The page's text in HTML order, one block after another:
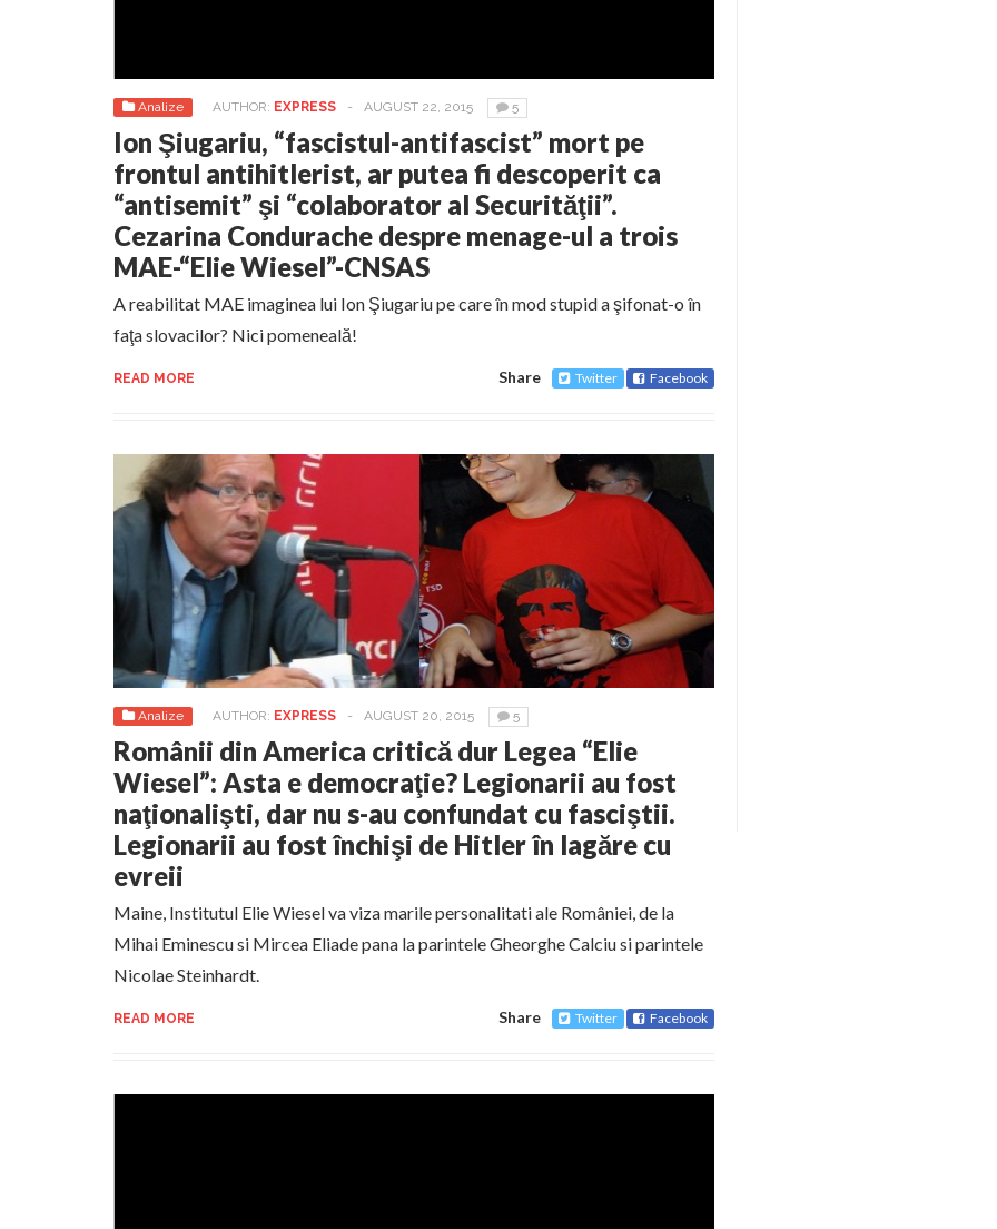
Analize AUTHOR: EXPRESS - AUGUST 22, 2015 5
Ion Şiugariu, “fascistul-antifascist” mort pe
frontul antihitlerist, ar putea fi descoperit ca
“antisemit” şi “colaborator al Securităţii”.
Cezarina Condurache despre menage-ul a trois
MAE-“Elie Wiesel”-CNSAS
A reabilitat MAE imaginea lui Ion Şiugariu pe care în mod stupid a şifonat-o în
faţa slovacilor? Nici pomeneală!
READ MORE Share Twitter Facebook
Analize AUTHOR: EXPRESS - AUGUST 20, 2015 5
Românii din America critică dur Legea “Elie
Wiesel”: Asta e democraţie? Legionarii au fost
naţionalişti, dar nu s-au confundat cu fasciştii.
Legionarii au fost închişi de Hitler în lagăre cu
evreii
Maine, Institutul Elie Wiesel va viza marile personalitati ale României, de la
Mihai Eminescu si Mircea Eliade pana la parintele Gheorghe Calciu si parintele
Nicolae Steinhardt.
READ MORE Share Twitter Facebook